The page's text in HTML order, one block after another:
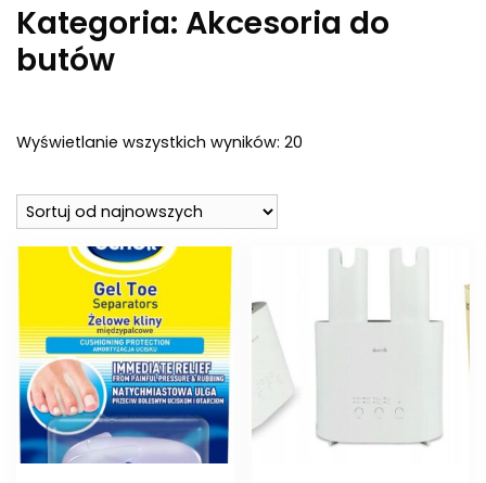
Kategoria: Akcesoria do
butów
Wyświetlanie wszystkich wyników: 20